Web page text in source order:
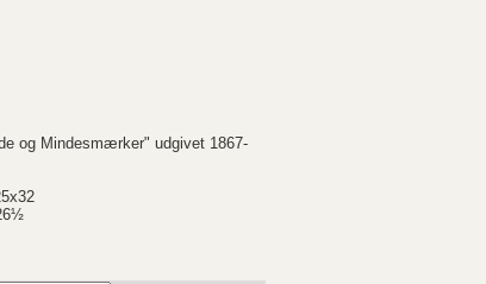
og Mindesmærker" udgivet 1867-